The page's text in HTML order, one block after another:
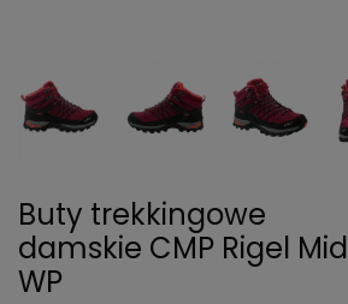
Buty trekkingowe
damskie CMP Rigel Mid
WP